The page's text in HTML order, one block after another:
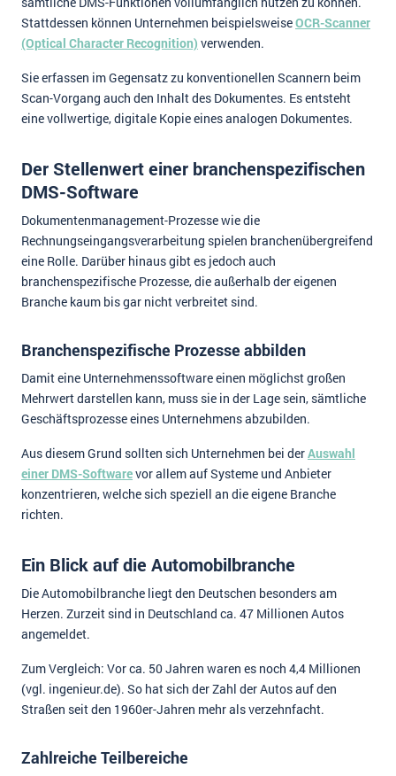
Stattdessen können Unternehmen beispielsweiseOCR-Scanner
(Optical Character Recognition) verwenden.
Sie erfassen im Gegensatz zu konventionellen Scannern beim
Scan-Vorgang auch den Inhalt des Dokumentes. Es entsteht
eine vollwertige, digitale Kopie eines analogen Dokumentes.
Der Stellenwert einer branchenspezifischen
DMS-Software
Dokumentenmanagement-Prozesse wie die
Rechnungseingangsverarbeitung spielen branchenübergreifend
eine Rolle. Darüber hinaus gibt es jedoch auch
branchenspezifische Prozesse, die außerhalb der eigenen
Branche kaum bis gar nicht verbreitet sind.
Branchenspezifische Prozesse abbilden
Damit eine Unternehmenssoftware einen möglichst großen
Mehrwert darstellen kann, muss sie in der Lage sein, sämtliche
Geschäftsprozesse eines Unternehmens abzubilden.
Aus diesem Grund sollten sich Unternehmen bei derAuswahl
einer DMS-Softwarevor allem auf Systeme und Anbieter
konzentrieren, welche sich speziell an die eigene Branche
richten.
Ein Blick auf die Automobilbranche
Die Automobilbranche liegt den Deutschen besonders am
Herzen. Zurzeit sind in Deutschland ca. 47 Millionen Autos
angemeldet.
Zum Vergleich: Vor ca. 50 Jahren waren es noch 4,4 Millionen
(vgl. ingenieur.de). So hat sich der Zahl der Autos auf den
Straßen seit den 1960er-Jahren mehr als verzehnfacht.
Zahlreiche Teilbereiche